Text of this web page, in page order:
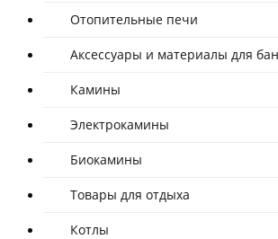
Отопительные печи
Аксессуары и материалы для
Камины
Электрокамины
Биокамины
Товары для отдыха
Котлы